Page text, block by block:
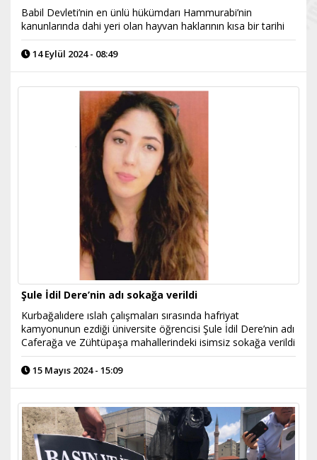
Babil Devleti’nin en ünlü hükümdarı Hammurabi’nin
kanunlarında dahi yeri olan hayvan haklarının kısa bir tarihi
14 Eylül 2024 - 08:49
Şule İdil Dere’nin adı sokağa verildi
Kurbağalıdere ıslah çalışmaları sırasında hafriyat
kamyonunun ezdiği üniversite öğrencisi Şule İdil Dere’nin adı
Caferağa ve Zühtüpaşa mahallerindeki isimsiz sokağa verildi
15 Mayıs 2024 - 15:09